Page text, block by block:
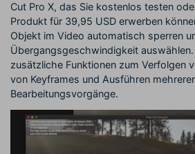
Cut Pro X, das Sie kostenlos testen
Produkt für 39,95 USD erwerben
Objekt im Video automatisch sperren
Übergangsgeschwindigkeit
zusätzliche Funktionen zum Verfolgen
von Keyframes und Ausführen
Bearbeitungsvorgänge.